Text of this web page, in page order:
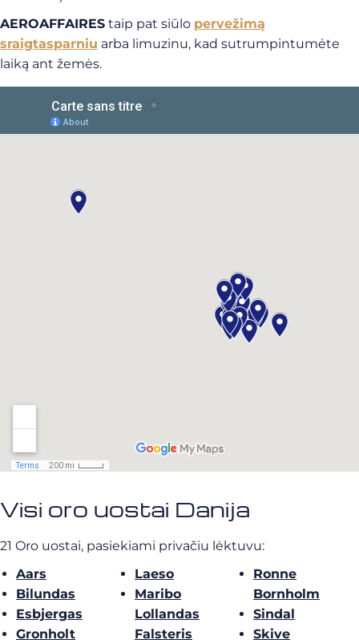
AEROAFFAIRES taip pat siūlo pervežimą
sraigtasparniu arba limuzinu, kad sutrumpintumėte
laiką ant žemės.
Visi oro uostai Danija
21 Oro uostai, pasiekiami privačiu lėktuvu:
Aars
Bilundas
Esbjergas
Gronholt
Laeso
Maribo
Lollandas
Falsteris
Ronne
Bornholm
Sindal
Skive